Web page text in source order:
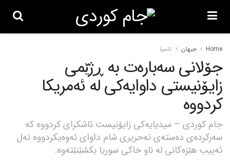
Home جیهان ئاسیا
جۆلانی سەبارەت بە ڕژێمی
زایۆنیستی داوایەکی لە ئەمریکا
کردووە
جام کوردی – میدیایەکی زایۆنیست ئاشکرای کردووە کە
سەرکردەی دەستەی تەحریری شام داوای ئەوەیکردووە تەل
ئەبیب هێزەکانی لە ناو خاکی سوریا بکشێنێتەوە.